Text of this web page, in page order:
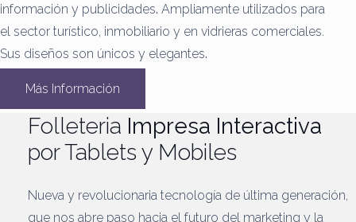
información y publicidades. Ampliamente utilizados para
el sector turístico, inmobiliario y en vidrieras comerciales.
Sus diseños son únicos y elegantes.
Más Información
Folleteria Impresa Interactiva
por Tablets y Mobiles
Nueva y revolucionaria tecnología de última generación,
que nos abre paso hacia el futuro del marketing y la